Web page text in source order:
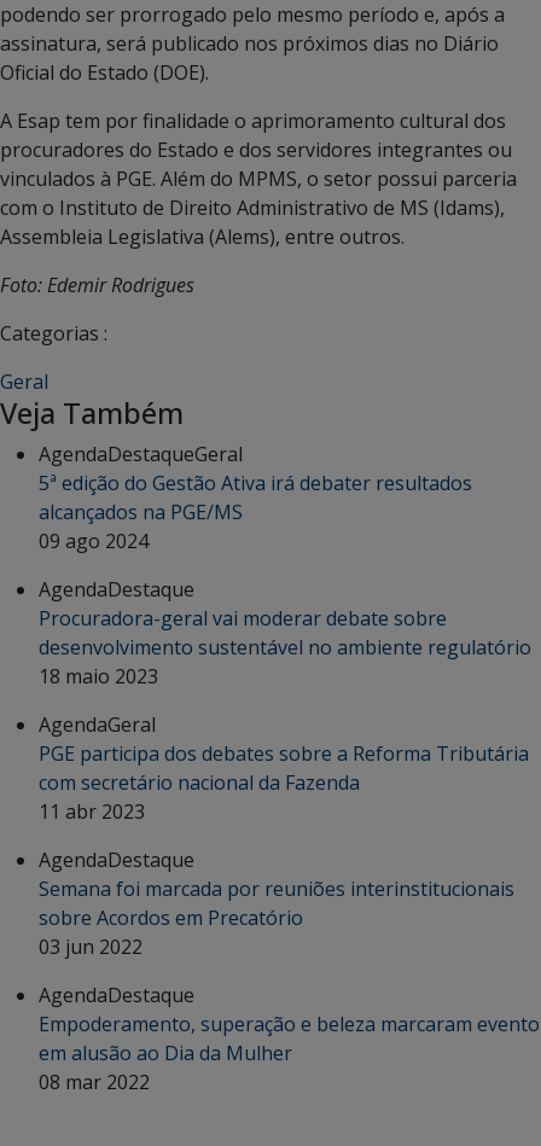
podendo ser prorrogado pelo mesmo período e, após a
assinatura, será publicado nos próximos dias no Diário
Oficial do Estado (DOE).
A Esap tem por finalidade o aprimoramento cultural dos
procuradores do Estado e dos servidores integrantes ou
vinculados à PGE. Além do MPMS, o setor possui parceria
com o Instituto de Direito Administrativo de MS (Idams),
Assembleia Legislativa (Alems), entre outros.
Foto: Edemir Rodrigues
Categorias :
Geral
Veja Também
AgendaDestaqueGeral
5ª edição do Gestão Ativa irá debater resultados
alcançados na PGE/MS
09 ago 2024
AgendaDestaque
Procuradora-geral vai moderar debate sobre
desenvolvimento sustentável no ambiente regulatório
18 maio 2023
AgendaGeral
PGE participa dos debates sobre a Reforma Tributária
com secretário nacional da Fazenda
11 abr 2023
AgendaDestaque
Semana foi marcada por reuniões interinstitucionais
sobre Acordos em Precatório
03 jun 2022
AgendaDestaque
Empoderamento, superação e beleza marcaram evento
em alusão ao Dia da Mulher
08 mar 2022